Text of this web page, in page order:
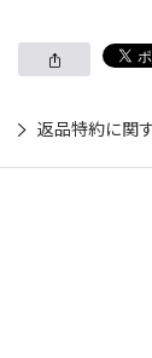
返品特約に関